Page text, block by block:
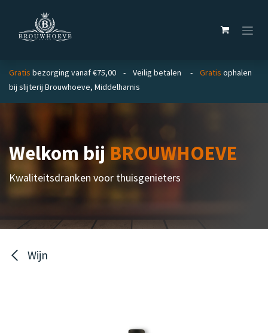
Gratis bezorging vanaf €75,00 - Veilig betalen - Gratis ophalen
bij slijterij Brouwhoeve, Middelharnis
Welkom bijBROUWHOEVE
Kwaliteitsdranken voor thuisgenieters
Wijn